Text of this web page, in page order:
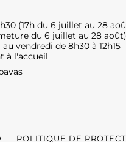
(17h du 6 juillet au 28
du 6 juillet au 28 août)
vendredi de 8h30 à 12h15
à l'accueil
POLITIQUE DE